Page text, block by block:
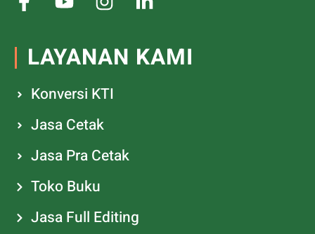
LAYANAN KAMI
Konversi KTI
Jasa Cetak
Jasa Pra Cetak
Toko Buku
Jasa Full Editing